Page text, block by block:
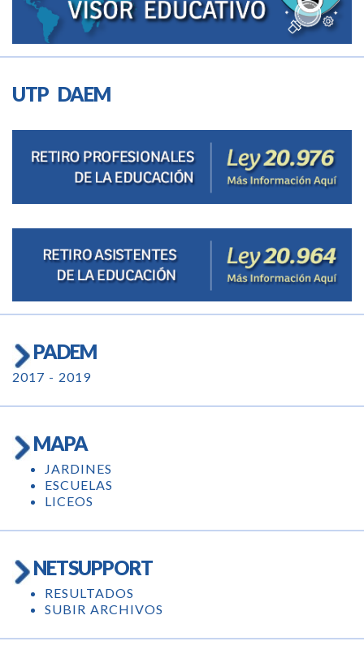
UTP DAEM
PADEM
2017 - 2019
MAPA
JARDINES
ESCUELAS
LICEOS
NETSUPPORT
RESULTADOS
SUBIR ARCHIVOS